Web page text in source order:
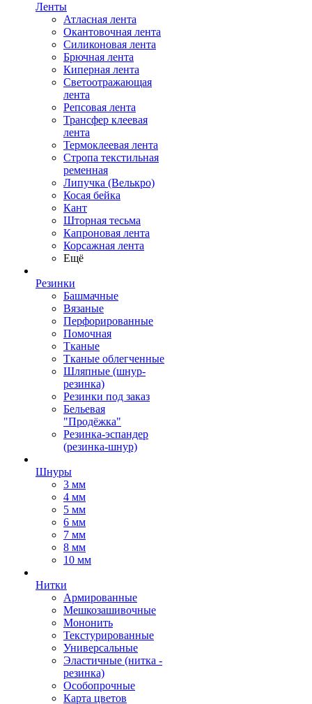
Ленты
Атласная лента
Окантовочная лента
Силиконовая лента
Брючная лента
Киперная лента
Светоотражающая
лента
Репсовая лента
Трансфер клеевая
лента
Термоклеевая лента
Стропа текстильная
ременная
Липучка (Велькро)
Косая бейка
Кант
Шторная тесьма
Капроновая лента
Корсажная лента
Ещё
Резинки
Башмачные
Вязаные
Перфорированные
Помочная
Тканые
Тканые облегченные
Шляпные (шнур-
резинка)
Резинки под заказ
Бельевая
"Продёжка"
Резинка-эспандер
(резинка-шнур)
Шнуры
3 мм
4 мм
5 мм
6 мм
7 мм
8 мм
10 мм
Нитки
Армированные
Мешкозашивочные
Мононить
Текстурированные
Универсальные
Эластичные (нитка -
резинка)
Особопрочные
Карта цветов